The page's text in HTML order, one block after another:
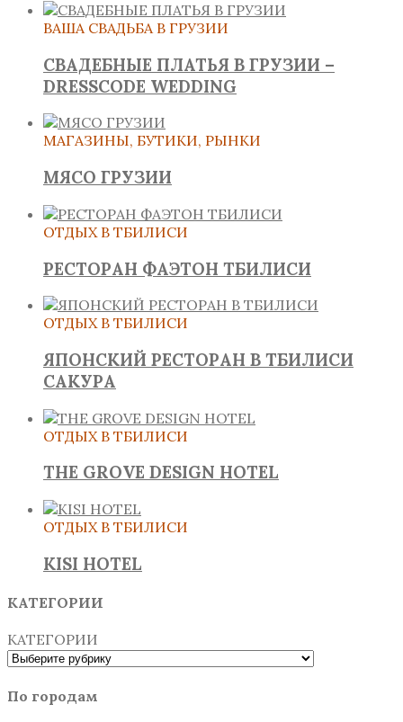
ВАША СВАДЬБА В ГРУЗИИ
СВАДЕБНЫЕ ПЛАТЬЯ В ГРУЗИИ –
DRESSCODE WEDDING
МАГАЗИНЫ, БУТИКИ, РЫНКИ
МЯСО ГРУЗИИ
ОТДЫХ В ТБИЛИСИ
РЕСТОРАН ФАЭТОН ТБИЛИСИ
ОТДЫХ В ТБИЛИСИ
ЯПОНСКИЙ РЕСТОРАН В ТБИЛИСИ
САКУРА
ОТДЫХ В ТБИЛИСИ
THE GROVE DESIGN HOTEL
ОТДЫХ В ТБИЛИСИ
KISI HOTEL
КАТЕГОРИИ
КАТЕГОРИИ
По городам